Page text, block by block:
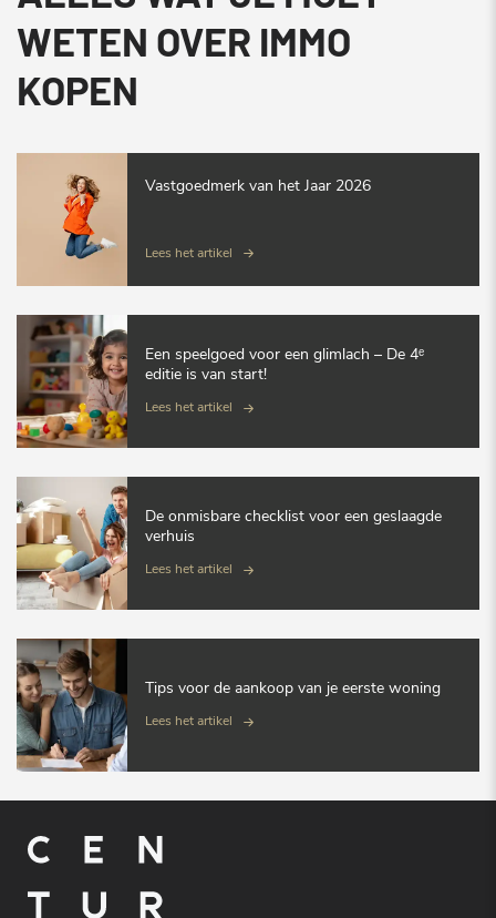
WETEN OVER IMMO
KOPEN
Vastgoedmerk van het Jaar 2026
Lees het artikel
Een speelgoed voor een glimlach – De 4ᵉ
editie is van start!
Lees het artikel
De onmisbare checklist voor een geslaagde
verhuis
Lees het artikel
Tips voor de aankoop van je eerste woning
Lees het artikel